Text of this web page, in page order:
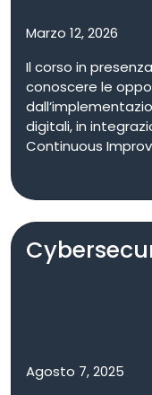
Marzo 12, 2026
Il corso in
conoscere le
digitali, in
Continuous
arricchito da
opportunità
aree aziendali.
Agosto 7, 2025